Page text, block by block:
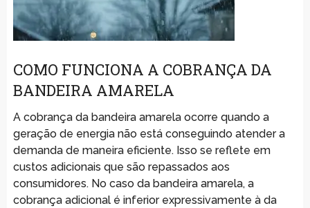
COMO FUNCIONA A COBRANÇA DA
BANDEIRA AMARELA
A cobrança da bandeira amarela ocorre quando a
geração de energia não está conseguindo atender a
demanda de maneira eficiente. Isso se reflete em
custos adicionais que são repassados aos
consumidores. No caso da bandeira amarela, a
cobrança adicional é inferior expressivamente à da